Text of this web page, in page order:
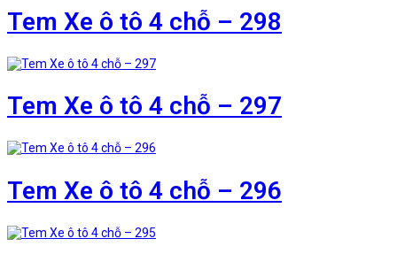
Tem Xe ô tô 4 chỗ – 298
Tem Xe ô tô 4 chỗ – 297
Tem Xe ô tô 4 chỗ – 296